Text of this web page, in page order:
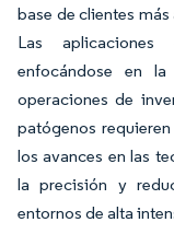
base de clientes
Las
enfocándose en
operaciones de
patógenos
los avances en las
la precisión y
entornos de alta